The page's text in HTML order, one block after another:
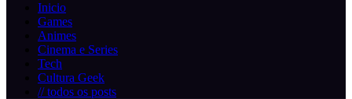
Inicio
Games
Animes
Cinema e Series
Tech
Cultura Geek
// todos os posts